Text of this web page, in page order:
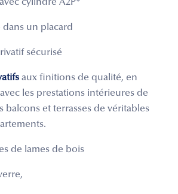
cylindre A2P*
un placard
sécurisé
aux finitions de qualité, en
les prestations intérieures de
balcons et terrasses de véritables
de lames de bois